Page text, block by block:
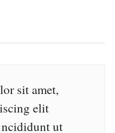
sit amet,
elit
ut